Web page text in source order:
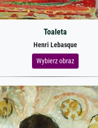
Toaleta
Henri Lebasque
Wybierz obraz